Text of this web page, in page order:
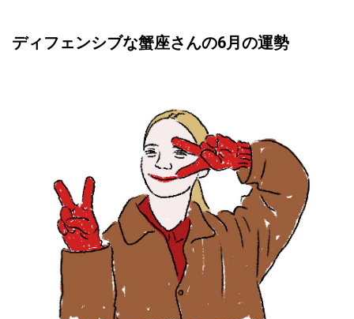
ディフェンシブな蟹座さんの6月の運勢